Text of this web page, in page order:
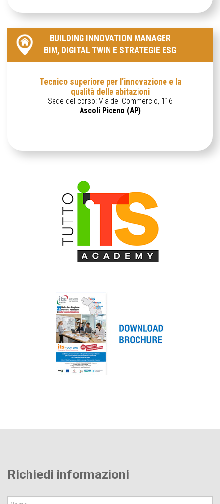
BUILDING INNOVATION MANAGER
BIM, DIGITAL TWIN E STRATEGIE ESG
Tecnico superiore per l’innovazione e la
qualità delle abitazioni
Sede del corso: Via del Commercio, 116
Ascoli Piceno (AP)
Richiedi informazioni